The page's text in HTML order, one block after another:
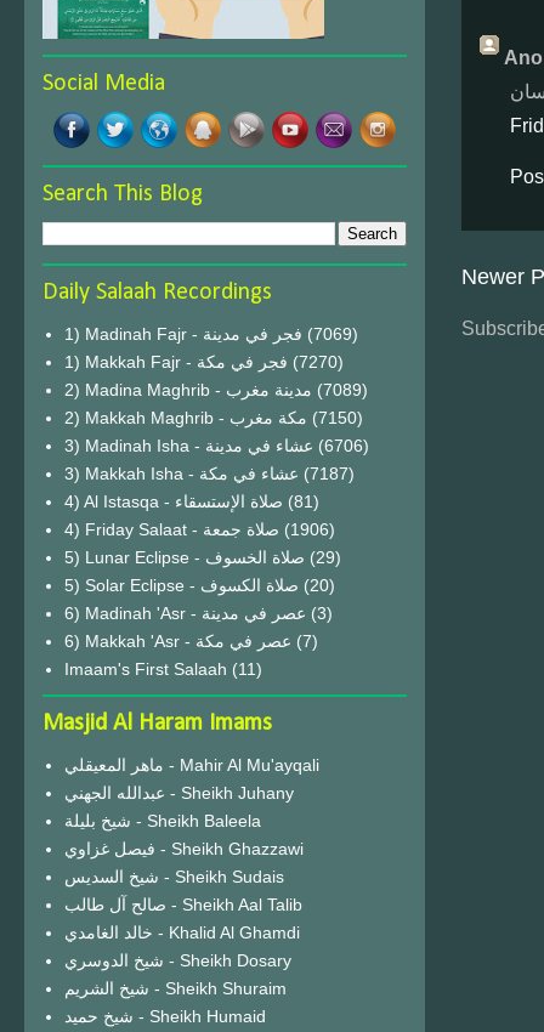
Newer
Social Media
Search This Blog
Daily Salaah Recordings
1) Madinah Fajr - فجر في مدينة (7069)
1) Makkah Fajr - فجر في مكة (7270)
2) Madina Maghrib - مدينة مغرب (7089)
2) Makkah Maghrib - مكة مغرب (7150)
3) Madinah Isha - عشاء في مدينة (6706)
3) Makkah Isha - عشاء في مكة (7187)
4) Al Istasqa - صلاة الإستسقاء (81)
4) Friday Salaat - صلاة جمعة (1906)
5) Lunar Eclipse - صلاة الخسوف (29)
(20)
6) Madinah 'Asr - عصر في مدينة (3)
6) Makkah 'Asr - عصر في مكة (7)
Imaam's First Salaah (11)
Masjid Al Haram Imams
ماهر المعيقلي - Mahir Al Mu'ayqali
عبدالله الجهني - Sheikh Juhany
شيخ بليلة - Sheikh Baleela
فيصل غزاوي - Sheikh Ghazzawi
شيخ السديس - Sheikh Sudais
صالح آل طالب - Sheikh Aal Talib
خالد الغامدي - Khalid Al Ghamdi
شيخ الدوسري - Sheikh Dosary
شيخ الشريم - Sheikh Shuraim
شيخ حميد - Sheikh Humaid